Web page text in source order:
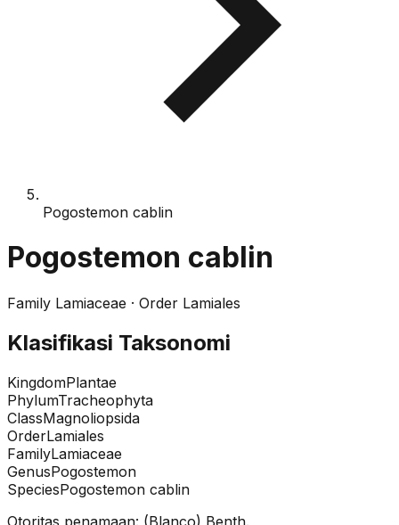
Pogostemon cablin
Pogostemon cablin
Family Lamiaceae · Order Lamiales
Klasifikasi Taksonomi
KingdomPlantae
PhylumTracheophyta
ClassMagnoliopsida
OrderLamiales
FamilyLamiaceae
GenusPogostemon
SpeciesPogostemon cablin
Otoritas penamaan: (Blanco) Benth.